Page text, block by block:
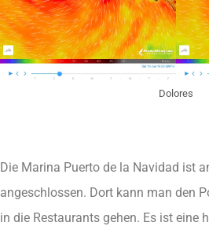
Dolores
Die Marina Puerto de la Navidad ist
angeschlossen. Dort kann man den
in die Restaurants gehen. Es ist eine